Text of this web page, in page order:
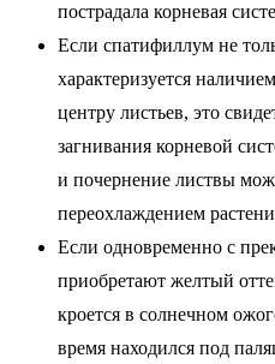
пострадала корневая
Если спатифиллум не
характеризуется
центру листьев, это
загнивания корневой
и почернение листвы
переохлаждением
Если одновременно с
приобретают желтый
кроется в солнечном
время находился под